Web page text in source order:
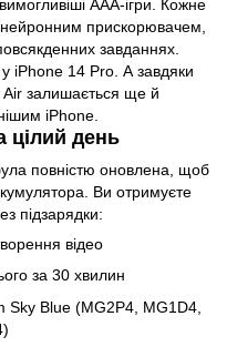
AAA-ігри. Кожне
прискорювачем,
завданнях.
iPhone 14 Pro. А завдяки
залишається ще й
iPhone.
цілий день
повністю оновлена, щоб
Ви отримуєте
підзарядки:
відео
за 30 хвилин